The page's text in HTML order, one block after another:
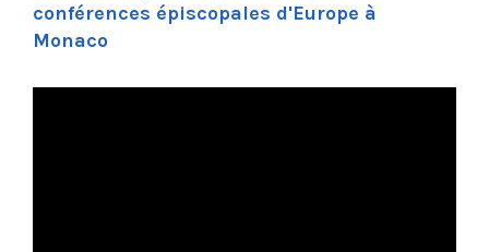
conférences épiscopales d'Europe à
Monaco